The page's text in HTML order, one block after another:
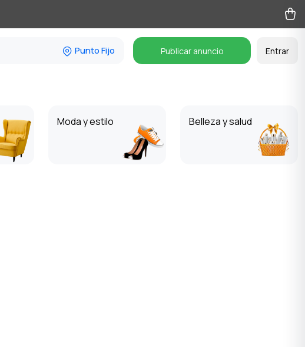
Punto Fijo Publicar anuncio Entrar
Moda y estilo Belleza y salud